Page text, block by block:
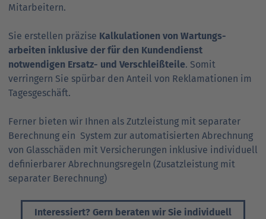
Mitarbeitern.
Sie erstellen präzise Kalkulationen von Wartungs­
arbeiten inklusive der für den Kunden­dienst
notwendigen Ersatz- und Verschleiß­teile. Somit
verringern Sie spürbar den Anteil von Reklamationen im
Tagesgeschäft.
Ferner bieten wir Ihnen als Zutzleistung mit separater
Berechnung ein System zur automatisierten Abrechnung
von Glasschäden mit Versicherungen inklusive individuell
definierbarer Abrechnungsregeln (Zusatzleistung mit
separater Berechnung)
Interessiert? Gern beraten wir Sie individuell